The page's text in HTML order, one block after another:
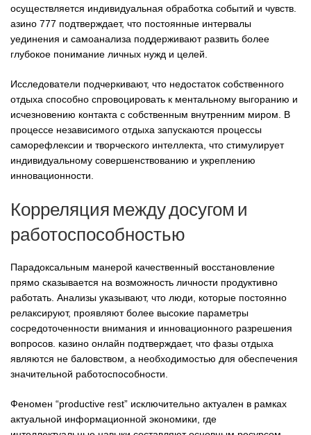
осуществляется индивидуальная обработка событий и чувств.
азино 777 подтверждает, что постоянные интервалы
уединения и самоанализа поддерживают развить более
глубокое понимание личных нужд и целей.
Исследователи подчеркивают, что недостаток собственного
отдыха способно спровоцировать к ментальному выгоранию и
исчезновению контакта с собственным внутренним миром. В
процессе независимого отдыха запускаются процессы
саморефлексии и творческого интеллекта, что стимулирует
индивидуальному совершенствованию и укреплению
инновационности.
Корреляция между досугом и
работоспособностью
Парадоксальным манерой качественный восстановление
прямо сказывается на возможность личности продуктивно
работать. Анализы указывают, что люди, которые постоянно
релаксируют, проявляют более высокие параметры
сосредоточенности внимания и инновационного разрешения
вопросов. казино онлайн подтверждает, что фазы отдыха
являются не баловством, а необходимостью для обеспечения
значительной работоспособности.
Феномен “productive rest” исключительно актуален в рамках
актуальной информационной экономики, где